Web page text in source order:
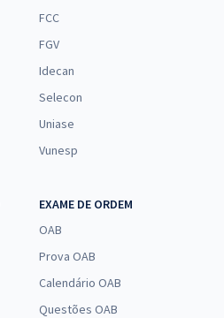
FCC
FGV
Idecan
Selecon
Uniase
Vunesp
EXAME DE ORDEM
OAB
Prova OAB
Calendário OAB
Questões OAB